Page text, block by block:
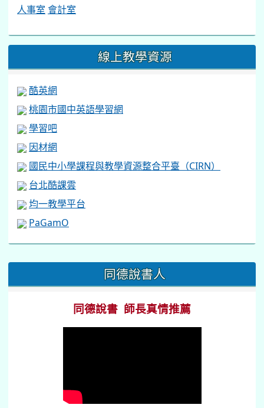
人事室 會計室
線上教學資源
酷英網
桃園市國中英語學習網
學習吧
因材網
國民中小學課程與教學資源整合平臺（CIRN）
台北酷課雲
均一教學平台
PaGamO
::: 同德說書人
同德說書 師長真情推薦